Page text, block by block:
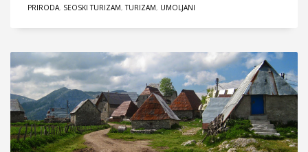
PRIRODA, SEOSKI TURIZAM,TURIZAM, UMOLJANI